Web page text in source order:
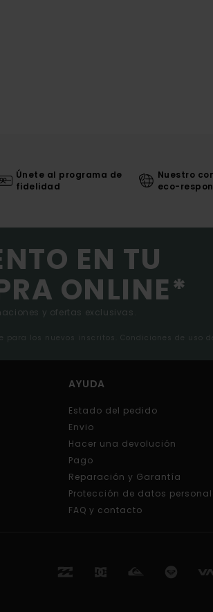
Únete al programa de
fidelidad
Nuestro
eco-
EN TU
ONLINE*
y ofertas exclusivas.
para los nuevos inscritos. Condiciones de uso
AYUDA
Estado del pedido
Envio
Hacer una devolución
Pago
Reparación y Garantía
Protección de datos
FAQ y contacto